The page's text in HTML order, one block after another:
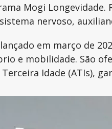
Mogi
nervoso,
em março de
e mobilidade. São
Idade (ATIs),